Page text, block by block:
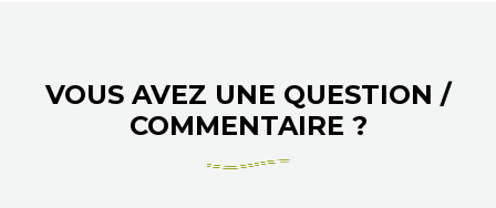
VOUS AVEZ UNE QUESTION /
COMMENTAIRE ?